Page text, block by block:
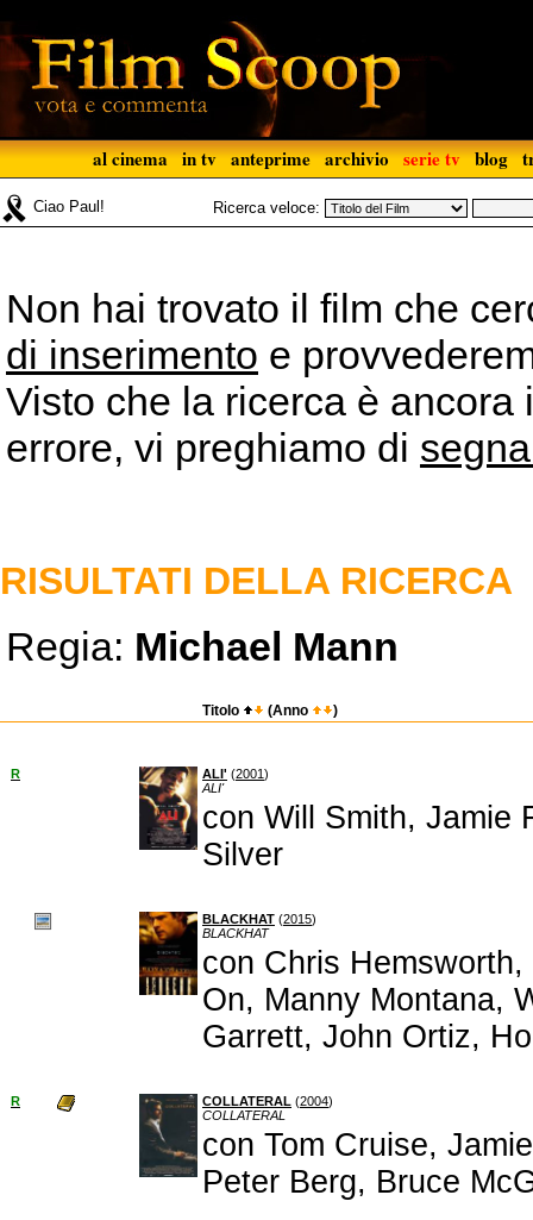
al cinema in tv anteprime archivio serie tv blog
Ciao Paul! Ricerca veloce:
Non hai trovato il film che
di inserimento e
Visto che la ricerca è
errore, vi preghiamo di
RISULTATI DELLA RICERCA
Regia: Michael Mann
Titolo (Anno )
R ALI' (2001)
ALI'
con Will Smith, Jamie
Silver
BLACKHAT (2015)
BLACKHAT
con Chris
On, Manny Montana,
Garrett, John Ortiz,
R COLLATERAL (2004)
COLLATERAL
con Tom Cruise,
Peter Berg, Bruce